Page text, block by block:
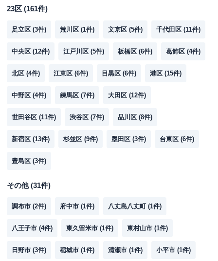
23区 (161件)
足立区 (3件) 荒川区 (1件) 文京区 (5件) 千代田区 (11件)
中央区 (12件) 江戸川区 (5件) 板橋区 (6件) 葛飾区 (4件)
北区 (4件) 江東区 (6件) 目黒区 (6件) 港区 (15件)
中野区 (4件) 練馬区 (7件) 大田区 (12件)
世田谷区 (11件) 渋谷区 (7件) 品川区 (8件)
新宿区 (13件) 杉並区 (9件) 墨田区 (3件) 台東区 (6件)
豊島区 (3件)
その他(31件)
調布市 (2件) 府中市 (1件) 八丈島八丈町 (1件)
八王子市 (4件) 東久留米市 (1件) 東村山市 (1件)
日野市 (3件) 稲城市 (1件) 清瀬市 (1件) 小平市 (1件)